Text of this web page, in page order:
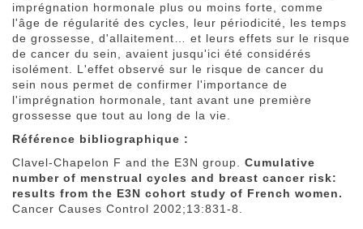
imprégnation hormonale plus ou moins forte, comme
l'âge de régularité des cycles, leur périodicité, les temps
de grossesse, d'allaitement… et leurs effets sur le risque
de cancer du sein, avaient jusqu'ici été considérés
isolément. L'effet observé sur le risque de cancer du
sein nous permet de confirmer l'importance de
l'imprégnation hormonale, tant avant une première
grossesse que tout au long de la vie.
Référence bibliographique :
Clavel-Chapelon F and the E3N group. Cumulative
number of menstrual cycles and breast cancer risk:
results from the E3N cohort study of French women.
Cancer Causes Control 2002;13:831-8.